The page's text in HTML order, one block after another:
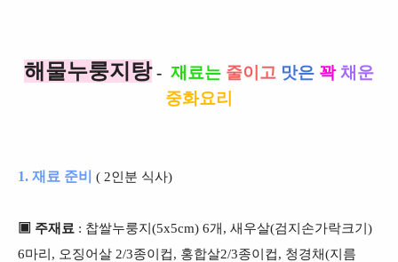
해물누룽지탕- 재료는 줄이고 맛은 꽉 채운
중화요리
1. 재료 준비 ( 2인분 식사)
▣ 주재료 : 찹쌀누룽지(5x5cm) 6개, 새우살(검지손가락크기)
6마리, 오징어살 2/3종이컵, 홍합살2/3종이컵, 청경채(지름